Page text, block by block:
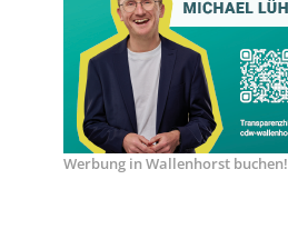
Werbung in Wallenhorst buchen!